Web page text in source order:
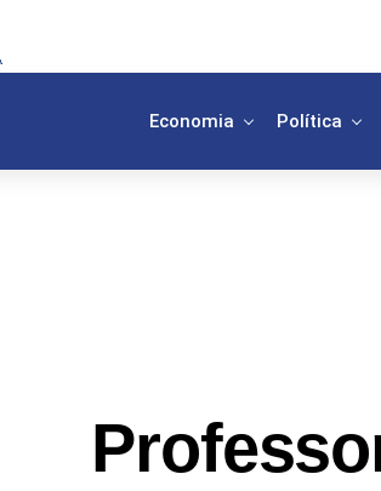
Economia Política